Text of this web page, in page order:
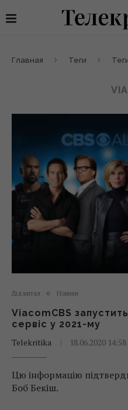
Главная Теги
Діджитал Новини
ViacomCBS
сервіс у 2021-му
Telekritika
18.06.2020 14:58
Цю інформацію
Боб Бекіш.